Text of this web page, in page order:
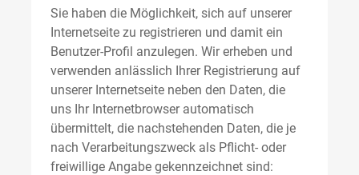
Sie haben die Möglichkeit, sich auf unserer
Internetseite zu registrieren und damit ein
Benutzer-Profil anzulegen. Wir erheben und
verwenden anlässlich Ihrer Registrierung auf
unserer Internetseite neben den Daten, die
uns Ihr Internetbrowser automatisch
übermittelt, die nachstehenden Daten, die je
nach Verarbeitungszweck als Pflicht- oder
freiwillige Angabe gekennzeichnet sind: